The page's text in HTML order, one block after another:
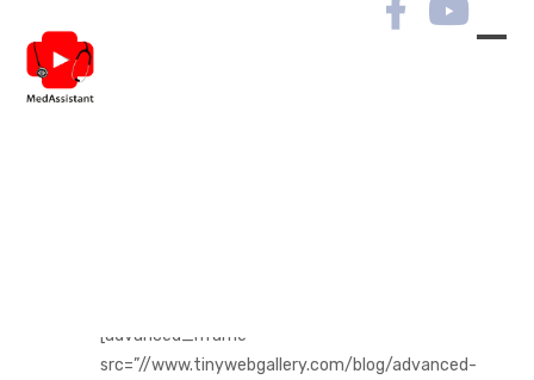
[advanced_iframe
src=”//www.tinywebgallery.com/blog/advanced-